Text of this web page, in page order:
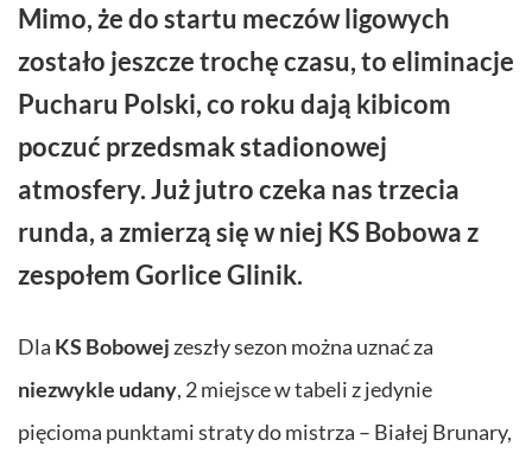
Mimo, że do startu meczów ligowych
zostało jeszcze trochę czasu, toeliminacje
Pucharu Polski, co roku dają kibicom
poczuć przedsmakstadionowej
atmosfery. Już jutro czeka nas trzecia
runda, a zmierzą się w niej KS Bobowa z
zespołem Gorlice Glinik.
Dla KS Bobowej zeszły sezon można uznać za
niezwykle udany, 2 miejsce w tabeli z jedynie
pięcioma punktami straty do mistrza – Białej Brunary,